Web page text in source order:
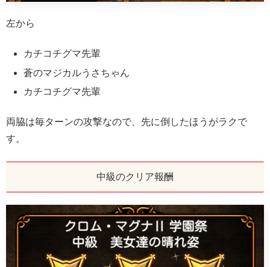
左から
カチコチグマ先輩
蒼のマジカルうさちゃん
カチコチグマ先輩
両脇は毎ターンの攻撃なので、先に倒したほうがラクで
す。
中級のクリア報酬